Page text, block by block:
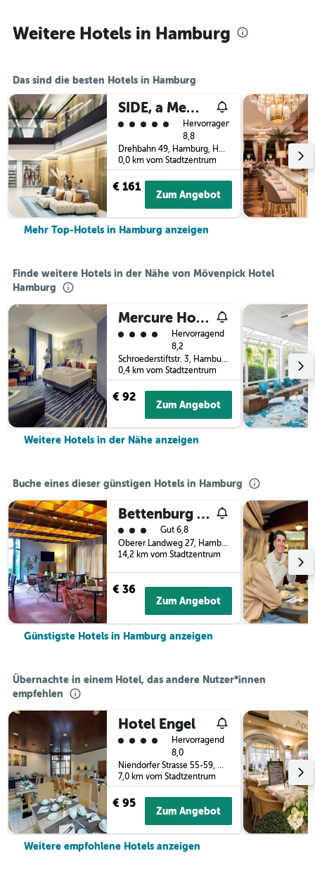
Weitere Hotels in Hamburg
Das sind die besten Hotels in Hamburg
SIDE, a Member of Design Hotels
Bewertungskategorie 5
Hervorragend
8,8
Drehbahn 49, Hamburg, Hamburg, Deutschland
0,0 km vom Stadtzentrum
€ 161
Zum Angebot
Mehr Top-Hotels in Hamburg anzeigen
Finde weitere Hotels in der Nähe von Mövenpick Hotel
Hamburg
Mercure Hotel Hamburg Mitte
Bewertungskategorie 4
Hervorragend
8,2
Schroederstiftstr. 3, Hamburg, Hamburg, Deutschland
0,4 km vom Stadtzentrum
€ 92
Zum Angebot
Weitere Hotels in der Nähe anzeigen
Buche eines dieser günstigen Hotels in Hamburg
Bettenburg Hotel Hamburg
Bewertungskategorie 3
Gut 6,8
Oberer Landweg 27, Hamburg, Hamburg, Deutschland
14,2 km vom Stadtzentrum
€ 36
Zum Angebot
Günstigste Hotels in Hamburg anzeigen
Übernachte in einem Hotel, das andere Nutzer*innen
empfehlen
Hotel Engel
Bewertungskategorie 4
Hervorragend
8,0
Niendorfer Strasse 55-59, Hamburg, Hamburg, Deutschland
7,0 km vom Stadtzentrum
€ 95
Zum Angebot
Weitere empfohlene Hotels anzeigen